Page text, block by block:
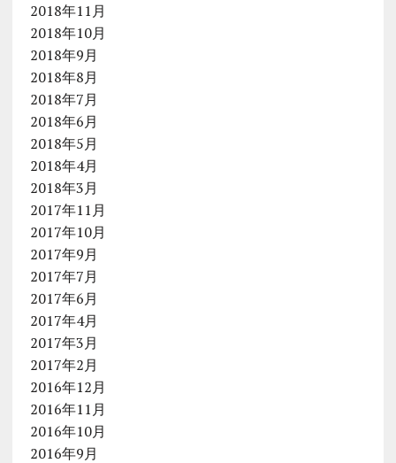
2018年11月
2018年10月
2018年9月
2018年8月
2018年7月
2018年6月
2018年5月
2018年4月
2018年3月
2017年11月
2017年10月
2017年9月
2017年7月
2017年6月
2017年4月
2017年3月
2017年2月
2016年12月
2016年11月
2016年10月
2016年9月